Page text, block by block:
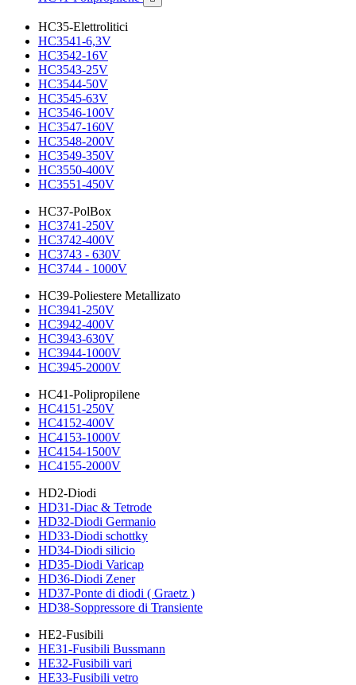
HC35-Elettrolitici
HC3541-6,3V
HC3542-16V
HC3543-25V
HC3544-50V
HC3545-63V
HC3546-100V
HC3547-160V
HC3548-200V
HC3549-350V
HC3550-400V
HC3551-450V
HC37-PolBox
HC3741-250V
HC3742-400V
HC3743 - 630V
HC3744 - 1000V
HC39-Poliestere Metallizato
HC3941-250V
HC3942-400V
HC3943-630V
HC3944-1000V
HC3945-2000V
HC41-Polipropilene
HC4151-250V
HC4152-400V
HC4153-1000V
HC4154-1500V
HC4155-2000V
HD2-Diodi
HD31-Diac & Tetrode
HD32-Diodi Germanio
HD33-Diodi schottky
HD34-Diodi silicio
HD35-Diodi Varicap
HD36-Diodi Zener
HD37-Ponte di diodi ( Graetz )
HD38-Soppressore di Transiente
HE2-Fusibili
HE31-Fusibili Bussmann
HE32-Fusibili vari
HE33-Fusibili vetro